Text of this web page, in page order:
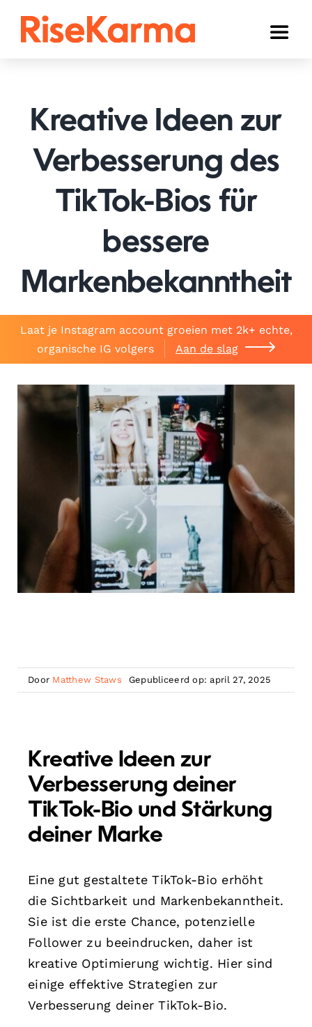
Toggle
TikTok
YouTube
Twitter (𝕏)
Winkelwagen
Kreative Ideen zur
Verbesserung des
TikTok-Bios für
bessere
Markenbekanntheit
Laat je Instagram account groeien met 2k+ echte,
organische IG volgers
Aan de slag
Door Matthew Staws Gepubliceerd op: april 27, 2025
Kreative Ideen zur
Verbesserung deiner
TikTok-Bio und Stärkung
deiner Marke
Eine gut gestaltete TikTok-Bio erhöht
die Sichtbarkeit und Markenbekanntheit.
Sie ist die erste Chance, potenzielle
Follower zu beeindrucken, daher ist
kreative Optimierung wichtig. Hier sind
einige effektive Strategien zur
Verbesserung deiner TikTok-Bio.